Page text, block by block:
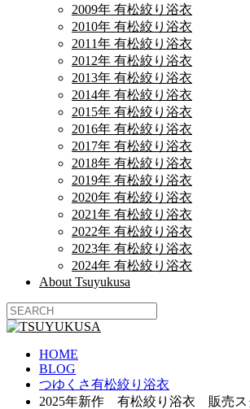
2009年 有松絞り浴衣
2010年 有松絞り浴衣
2011年 有松絞り浴衣
2012年 有松絞り浴衣
2013年 有松絞り浴衣
2014年 有松絞り浴衣
2015年 有松絞り浴衣
2016年 有松絞り浴衣
2017年 有松絞り浴衣
2018年 有松絞り浴衣
2019年 有松絞り浴衣
2020年 有松絞り浴衣
2021年 有松絞り浴衣
2022年 有松絞り浴衣
2023年 有松絞り浴衣
2024年 有松絞り浴衣
About Tsuyukusa
HOME
BLOG
つゆくさ有松絞り浴衣
2025年新作 有松絞り浴衣 販売ス